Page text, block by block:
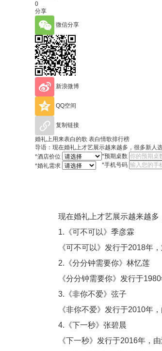
0
分享
微信分享
新浪微博
QQ空间
复制链接
婚礼上用来表白的歌 表白情歌排行榜
导语：现在婚礼上才艺展示越来越多，很多新人
*酒店价位
*婚礼需求
*预期桌数
*手机号码
现在婚礼上才艺展示越来越多
1.《可不可以》季彦霖
《可不可以》发行于2018年，
2.《分分钟需要你》林忆莲
《分分钟需要你》发行于1980
3.《非你不爱》弦子
《非你不爱》发行于2010年，
4.《下一秒》张碧晨
《下一秒》发行于2016年，由